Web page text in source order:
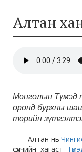
Алтан
Монголын Түмэд
оронд бурхны
төрийн
Алтан нь
сүүлчийн хагаст